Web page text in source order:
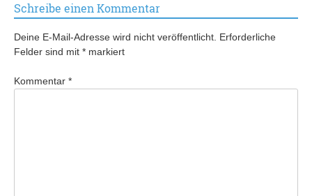
Schreibe einen Kommentar
Deine E-Mail-Adresse wird nicht veröffentlicht. Erforderliche
Felder sind mit * markiert
Kommentar *